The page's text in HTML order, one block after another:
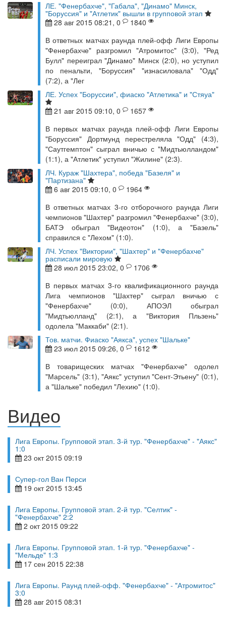
ЛЕ. "Фенербахче", "Габала", "Динамо" Минск,
"Боруссия" и "Атлетик" вышли в групповой этап
28 авг 2015 08:21, 0
1840
В ответных матчах раунда плей-офф Лиги Европы
"Фенербахче" разгромил "Атромитос" (3:0), "Ред
Булл" переиграл "Динамо" Минск (2:0), но уступил
по пенальти, "Боруссия" "изнасиловала" "Одд"
(7:2), а "Лег
ЛЕ. Успех "Боруссии", фиаско "Атлетика" и "Стяуа"
21 авг 2015 09:10, 0
1657
В первых матчах раунда плей-офф Лиги Европы
"Боруссия" Дортмунд перестреляла "Одд" (4:3),
"Саутгемптон" сыграл вничью с "Мидтьюлландом"
(1:1), а "Атлетик" уступил "Жилине" (2:3).
ЛЧ. Кураж "Шахтера", победа "Базеля" и
"Партизана"
6 авг 2015 09:10, 0
1964
В ответных матчах 3-го отборочного раунда Лиги
чемпионов "Шахтер" разгромил "Фенербахче" (3:0),
БАТЭ обыграл "Видеотон" (1:0), а "Базель"
справился с "Лехом" (1:0).
ЛЧ. Успех "Виктории", "Шахтер" и "Фенербахче"
расписали мировую
28 июл 2015 23:02, 0
1706
В первых матчах 3-го квалификационного раунда
Лига чемпионов "Шахтер" сыграл вничью с
"Фенербахче" (0:0), АПОЭЛ обыграл
"Мидтьюлланд" (2:1), а "Виктория Пльзень"
одолела "Маккаби" (2:1).
Тов. матчи. Фиаско "Аякса", успех "Шальке"
23 июл 2015 09:26, 0
1612
В товарищеских матчах "Фенербахче" одолел
"Марсель" (3:1), "Аякс" уступил "Сент-Этьену" (0:1),
а "Шальке" победил "Лехию" (1:0).
Видео
Лига Европы. Групповой этап. 3-й тур. "Фенербахче" - "Аякс"
1:0
23 окт 2015 09:19
Супер-гол Ван Перси
19 окт 2015 13:45
Лига Европы. Групповой этап. 2-й тур. "Селтик" -
"Фенербахче" 2:2
2 окт 2015 09:22
Лига Европы. Групповой этап. 1-й тур. "Фенербахче" -
"Мельде" 1:3
17 сен 2015 22:38
Лига Европы. Раунд плей-офф. "Фенербахче" - "Атромитос"
3:0
28 авг 2015 08:31